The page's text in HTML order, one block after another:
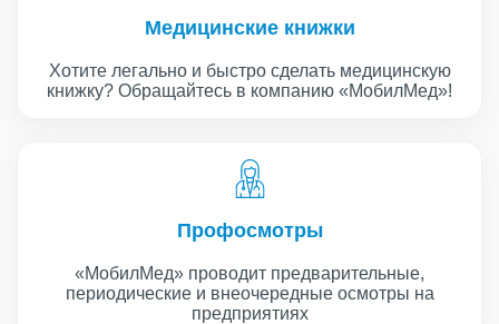
Медицинские книжки
Хотите легально и быстро сделать медицинскую
книжку? Обращайтесь в компанию «МобилМед»!
Профосмотры
«МобилМед» проводит предварительные,
периодические и внеочередные осмотры на
предприятиях